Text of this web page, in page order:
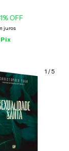
% OFF
juros
Pix
1 /5